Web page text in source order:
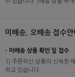
미배송, 오배송 접수안
- 미배송 상품 확인 및 접수
1) 주문하신 상품의 신속한
하고 있습니다.